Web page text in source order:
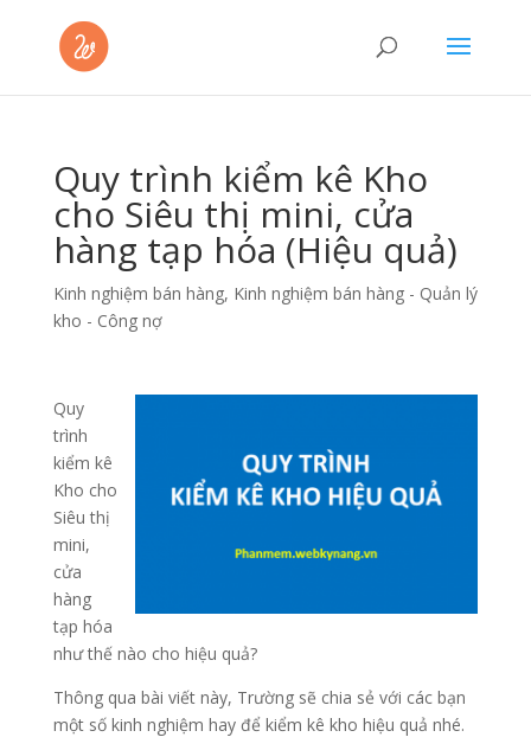
Quy trình kiểm kê Kho
cho Siêu thị mini, cửa
hàng tạp hóa (Hiệu quả)
Kinh nghiệm bán hàng, Kinh nghiệm bán hàng - Quản lý
kho - Công nợ
Quy
trình
kiểm kê
Kho cho
Siêu thị
mini,
cửa
hàng
tạp hóa
như thế nào cho hiệu quả?
Thông qua bài viết này, Trường sẽ chia sẻ với các bạn
một số kinh nghiệm hay để kiểm kê kho hiệu quả nhé.